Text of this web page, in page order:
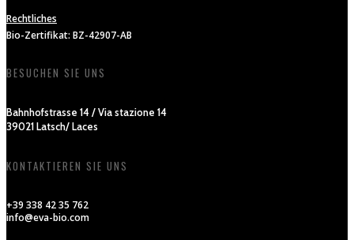
Rechtliches
Bio-Zertifikat: BZ-42907-AB
BESUCHEN SIE UNS
Bahnhofstrasse 14 / Via stazione 14
39021 Latsch/ Laces
KONTAKTIEREN SIE UNS
+39 338 42 35 762
info@eva-bio.com